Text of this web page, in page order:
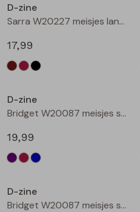
D-zine
Sarra W20227 meisjes lange broek Wijnrood
17,99
D-zine
Bridget W20087 meisjes sweatshirt Cyclaam
19,99
D-zine
Bridget W20087 meisjes sweatshirt Raf